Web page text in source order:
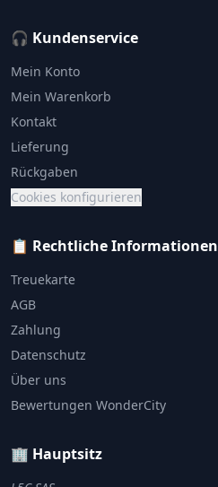
🎧 Kundenservice
Mein Konto
Mein Warenkorb
Kontakt
Lieferung
Rückgaben
Cookies konfigurieren
📋 Rechtliche Informationen
Treuekarte
AGB
Zahlung
Datenschutz
Über uns
Bewertungen WonderCity
🏢 Hauptsitz